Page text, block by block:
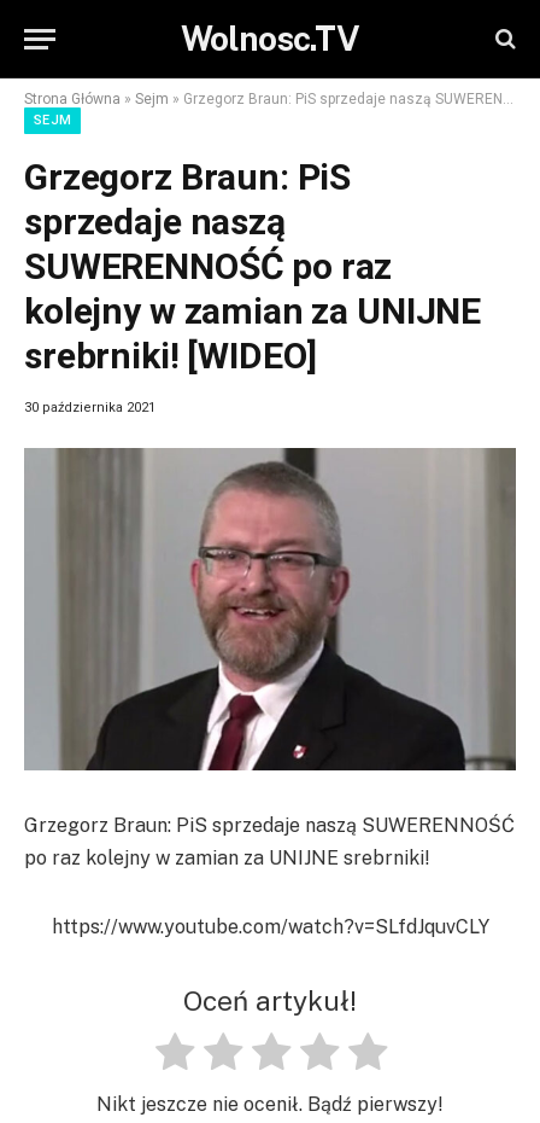
Wolnosc.TV
Strona Główna » Sejm » Grzegorz Braun: PiS sprzedaje naszą SUWERENNOŚĆ po raz kolejny w zamian za UNIJNE srebrniki! [WIDEO]
SEJM
Grzegorz Braun: PiS
sprzedaje naszą
SUWERENNOŚĆ po raz
kolejny w zamian za UNIJNE
srebrniki! [WIDEO]
30 października 2021
Grzegorz Braun: PiS sprzedaje naszą SUWERENNOŚĆ
po raz kolejny w zamian za UNIJNE srebrniki!
https://www.youtube.com/watch?v=SLfdJquvCLY
Oceń artykuł!
Nikt jeszcze nie ocenił. Bądź pierwszy!